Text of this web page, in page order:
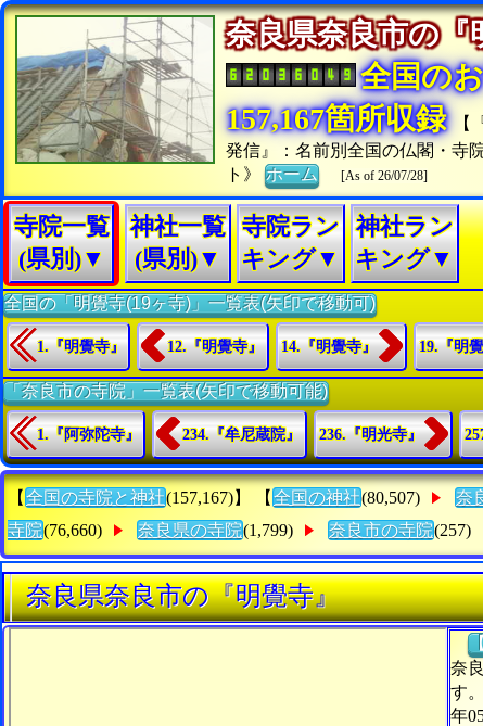
奈良県奈良市の
全国の
157,167箇所収録
【
発信』：名前別全国の仏閣・寺
ト》ホーム [As of 26/07/28]
寺院一覧
(県別)▼
神社一覧
(県別)▼
寺院ラン
キング▼
神社ラン
キング▼
全国の「明覺寺(19ヶ寺)」一覧表(矢印で移動可)
1.『明覺寺』 12.『明覺寺』 14.『明覺寺』 19.『明
「奈良市の寺院」一覧表(矢印で移動可能)
1.『阿弥陀寺』 234.『牟尼蔵院』 236.『明光寺』
【 全国の寺院と神社(157,167)】 【 全国の神社(80,507) 奈
寺院(76,660) 奈良県の寺院(1,799) 奈良市の寺院(257)
奈良県奈良市の『明覺寺』
奈
す
年